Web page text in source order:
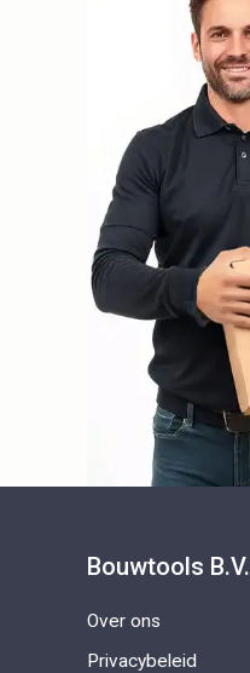
Bouwtools B.V.
Over ons
Privacybeleid